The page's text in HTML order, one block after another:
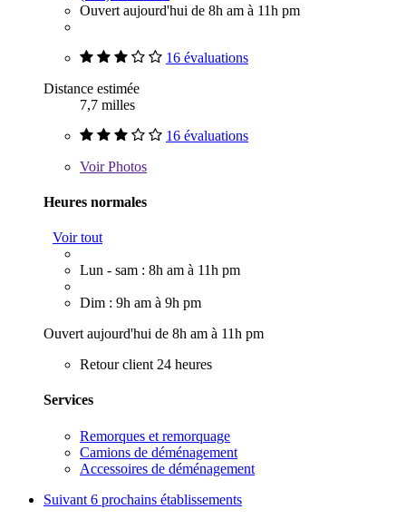
Ouvert aujourd'hui de 8h am à 11h pm
16 évaluations
Distance estimée
7,7 milles
16 évaluations
VoirPhotos
Heures normales
Voir tout
Lun - sam : 8h am à 11h pm
Dim : 9h am à 9h pm
Ouvert aujourd'hui de 8h am à 11h pm
Retour client 24 heures
Services
Remorques et remorquage
Camions de déménagement
Accessoires de déménagement
Suivant 6 prochains établissements